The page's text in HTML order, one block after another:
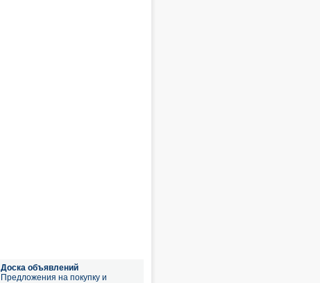
Доска объявлений
Предложения на покупку и